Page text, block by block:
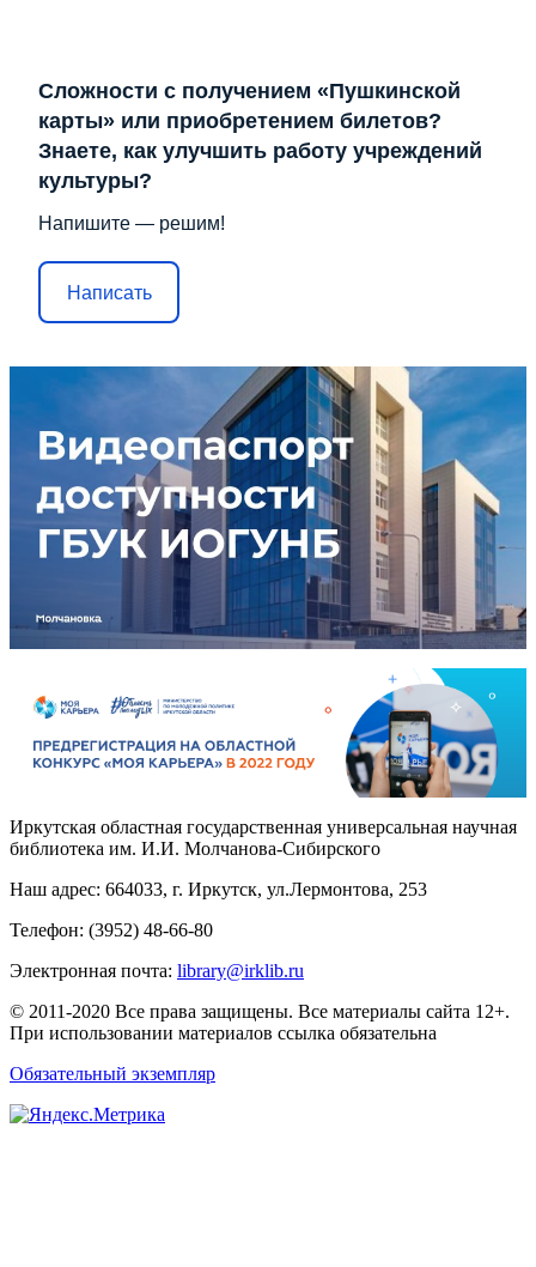
Сложности с получением «Пушкинской
карты» или приобретением билетов?
Знаете, как улучшить работу учреждений
культуры?
Напишите — решим!
Написать
Иркутская областная государственная универсальная научная
библиотека им. И.И. Молчанова-Сибирского
Наш адрес: 664033, г. Иркутск, ул.Лермонтова, 253
Телефон: (3952) 48-66-80
Электронная почта: library@irklib.ru
© 2011-2020 Все права защищены. Все материалы сайта 12+.
При использовании материалов ссылка обязательна
Обязательный экземпляр